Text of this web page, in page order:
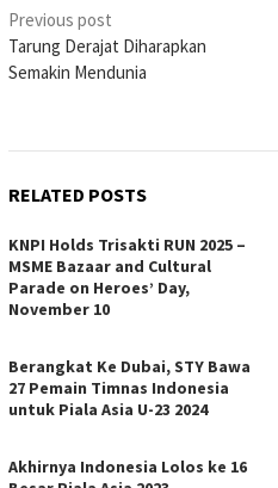
Post
navigation
Previous post
Tarung Derajat Diharapkan
Semakin Mendunia
RELATED POSTS
KNPI Holds Trisakti RUN 2025 –
MSME Bazaar and Cultural
Parade on Heroes’ Day,
November 10
Berangkat Ke Dubai, STY Bawa
27 Pemain Timnas Indonesia
untuk Piala Asia U-23 2024
Akhirnya Indonesia Lolos ke 16